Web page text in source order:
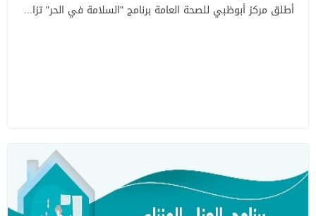
أطلق مركز أبوظبي للصحة العامة برنامج "السلامة في الحر" تزا...